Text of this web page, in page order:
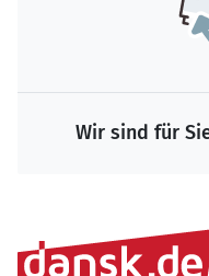
Wir sind für